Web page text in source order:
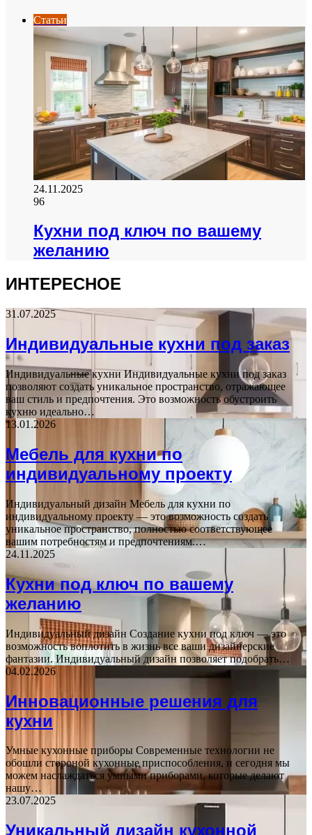
Статьи
24.11.2025
96
Кухни под ключ по вашему
желанию
ИНТЕРЕСНОЕ
31.07.2025
Индивидуальные кухни под заказ
Индивидуальные кухни Индивидуальные кухни под заказ
позволяют создать уникальное пространство, отражающее
ваш стиль и предпочтения. Это возможность обустроить
кухню идеально…
13.01.2026
Мебель для кухни по
индивидуальному проекту
Индивидуальный дизайн Мебель для кухни по
индивидуальному проекту — это возможность создать
уникальное пространство, полностью соответствующее
вашим потребностям и предпочтениям.…
24.11.2025
Кухни под ключ по вашему
желанию
Индивидуальный дизайн Создание кухни под ключ — это
возможность воплотить в жизнь все ваши дизайнерские
фантазии. Индивидуальный дизайн позволяет подобрать…
04.02.2026
Инновационные решения для
кухни
Умные кухонные приборы Современные технологии не
обошли стороной кухонные приспособления, и сегодня мы
можем наслаждаться умными приборами, которые делают
нашу…
23.07.2025
Уникальный дизайн кухонной